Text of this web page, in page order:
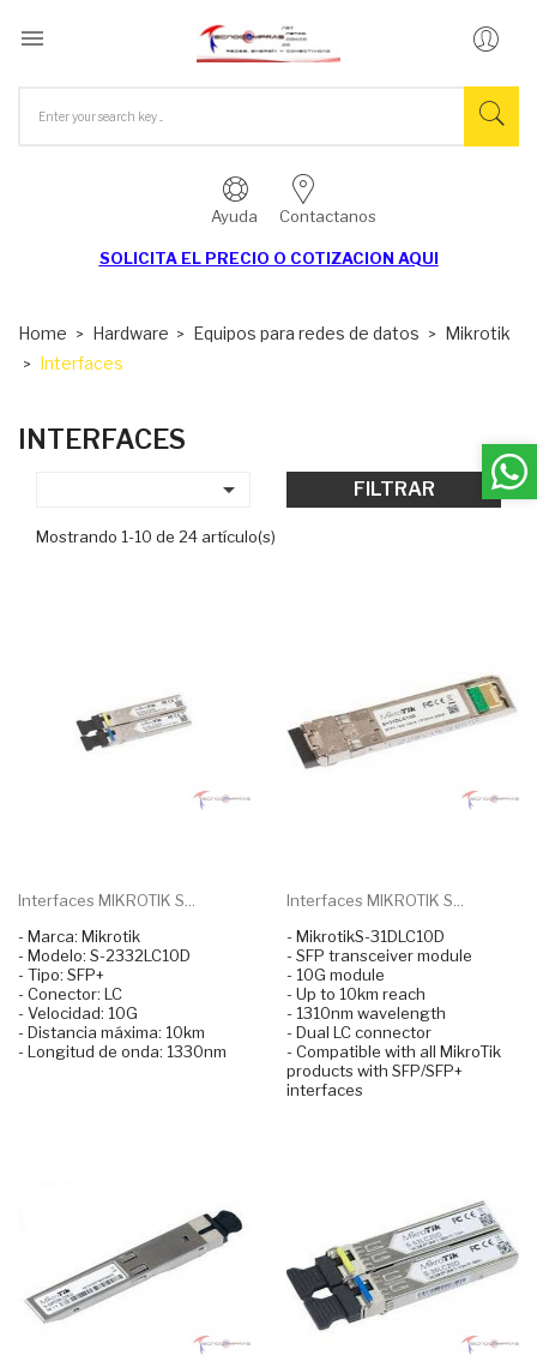

Ayuda Contactanos
SOLICITA EL PRECIO O COTIZACION AQUI
Home Hardware Equipos para redes de datos
Mikrotik
Interfaces
INTERFACES
 FILTRAR
Mostrando 1-10 de 24 artículo(s)
Interfaces MIKROTIK S...
- Marca: Mikrotik
- Modelo: S-2332LC10D
- Tipo: SFP+
- Conector: LC
- Velocidad: 10G
- Distancia máxima: 10km
- Longitud de onda: 1330nm
Interfaces MIKROTIK S...
- MikrotikS-31DLC10D
- SFP transceiver module
- 10G module
- Up to 10km reach
- 1310nm wavelength
- Dual LC connector
- Compatible with all MikroTik
products with SFP/SFP+
interfaces